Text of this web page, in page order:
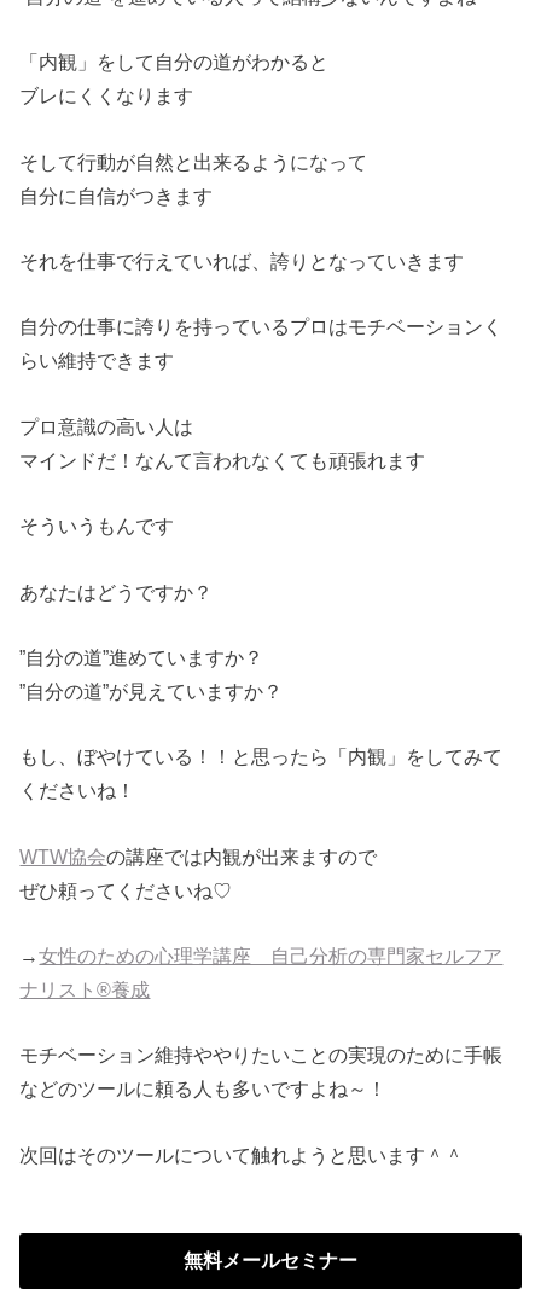
「内観」をして自分の道がわかると
ブレにくくなります
そして行動が自然と出来るようになって
自分に自信がつきます
それを仕事で行えていれば、誇りとなっていきます
自分の仕事に誇りを持っているプロはモチベーションく
らい維持できます
プロ意識の高い人は
マインドだ！なんて言われなくても頑張れます
そういうもんです
あなたはどうですか？
”自分の道”進めていますか？
”自分の道”が見えていますか？
もし、ぼやけている！！と思ったら「内観」をしてみて
くださいね！
WTW協会の講座では内観が出来ますので
ぜひ頼ってくださいね♡
→女性のための心理学講座 自己分析の専門家セルフア
ナリスト®養成
モチベーション維持ややりたいことの実現のために手帳
などのツールに頼る人も多いですよね～！
次回はそのツールについて触れようと思います＾＾
無料メールセミナー